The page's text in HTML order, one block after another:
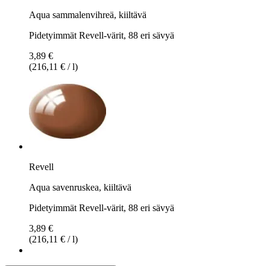
Aqua sammalenvihreä, kiiltävä
Pidetyimmät Revell-värit, 88 eri sävyä
3,89 €
(216,11 € / l)
Revell
Aqua savenruskea, kiiltävä
Pidetyimmät Revell-värit, 88 eri sävyä
3,89 €
(216,11 € / l)